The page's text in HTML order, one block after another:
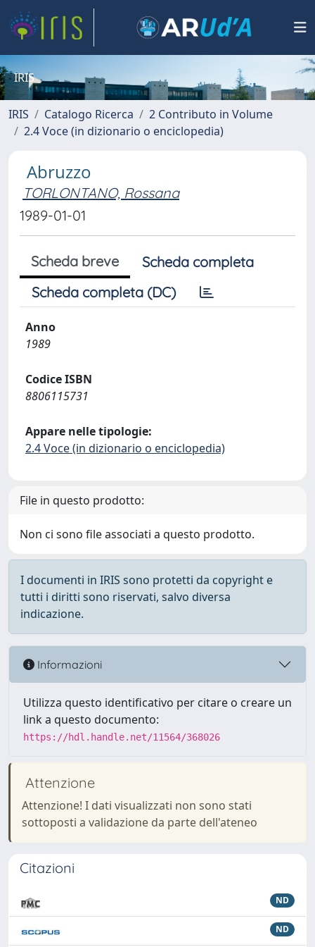
IRIS
IRIS Catalogo Ricerca
2 Contributo in Volume
2.4 Voce (in dizionario o enciclopedia)
Abruzzo
TORLONTANO, Rossana
1989-01-01
Scheda breve
Scheda completa
Scheda completa (DC)
Anno
1989
Codice ISBN
8806115731
Appare nelle tipologie:
2.4 Voce (in dizionario o enciclopedia)
File in questo prodotto:
Non ci sono file associati a questo prodotto.
I documenti in IRIS sono protetti da copyright e
tutti i diritti sono riservati, salvo diversa
indicazione.
Informazioni
Utilizza questo identificativo per citare o creare un
link a questo documento:
https://hdl.handle.net/11564/368026
Attenzione
Attenzione! I dati visualizzati non sono stati
sottoposti a validazione da parte dell'ateneo
Citazioni
ND
ND